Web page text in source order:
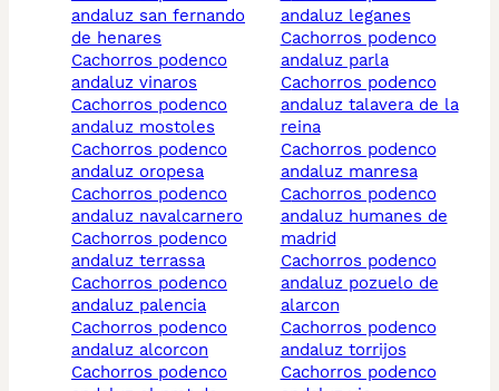
andaluz san fernando
de henares
cachorros podenco
andaluz vinaros
cachorros podenco
andaluz mostoles
cachorros podenco
andaluz oropesa
cachorros podenco
andaluz navalcarnero
cachorros podenco
andaluz terrassa
cachorros podenco
andaluz palencia
cachorros podenco
andaluz alcorcon
cachorros podenco
andaluz leganes
cachorros podenco
andaluz parla
cachorros podenco
andaluz talavera de la
reina
cachorros podenco
andaluz manresa
cachorros podenco
andaluz humanes de
madrid
cachorros podenco
andaluz pozuelo de
alarcon
cachorros podenco
andaluz torrijos
cachorros podenco